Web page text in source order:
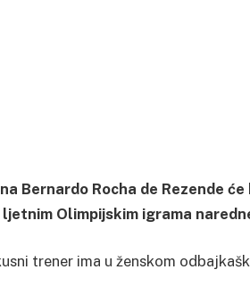
Bernardo Rocha de Rezende
Olimpijskim igrama
trener ima u ženskom